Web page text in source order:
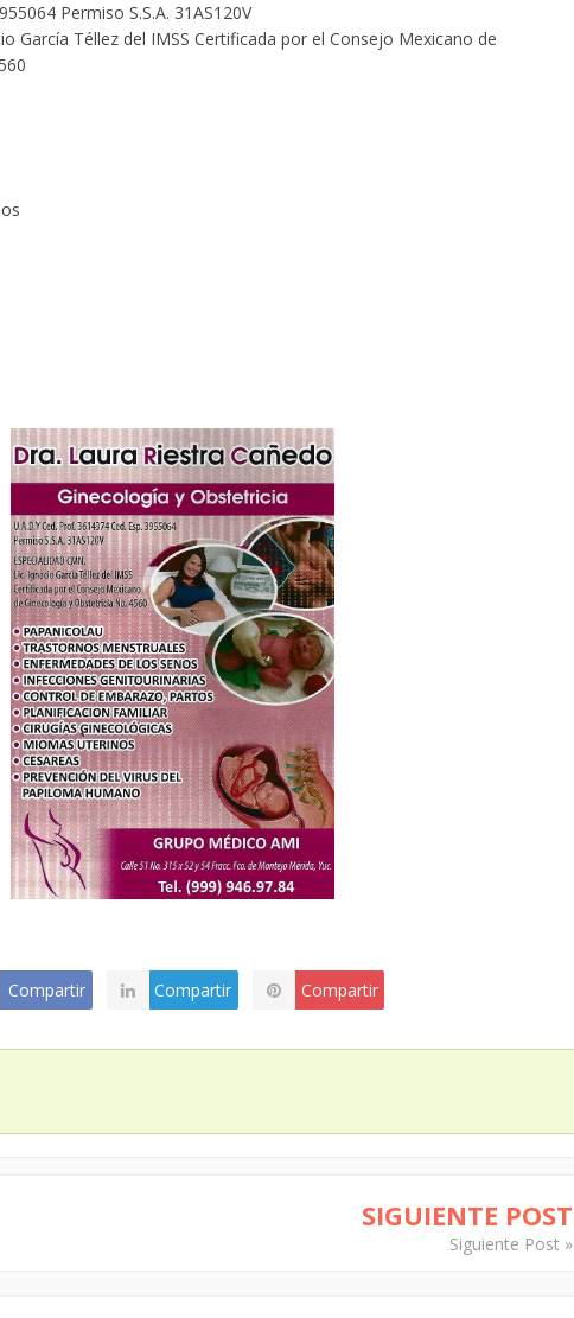
Permiso S.S.A. 31AS120V
García Téllez del IMSS Certificada por el Consejo Mexicano de
Compartir Compartir Compartir
SIGUIENTE POST
Siguiente Post »